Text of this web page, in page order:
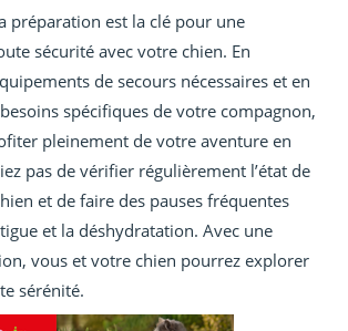
préparation est la clé pour une
sécurité avec votre chien. En
de secours nécessaires et en
spécifiques de votre compagnon,
pleinement de votre aventure en
pas de vérifier régulièrement l’état de
et de faire des pauses fréquentes
et la déshydratation. Avec une
vous et votre chien pourrez explorer
sérénité.